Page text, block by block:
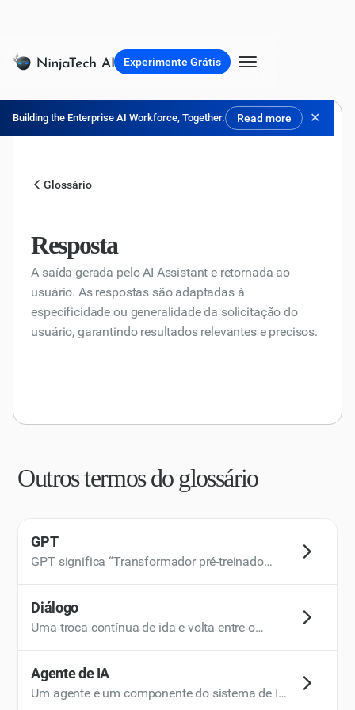
Building the Enterprise AI Workforce, Together. Read more ✕
Experimente Grátis
Glossário
Resposta
A saída gerada pelo AI Assistant e retornada ao
usuário. As respostas são adaptadas à
especificidade ou generalidade da solicitação do
usuário, garantindo resultados relevantes e precisos.
Outros termos do glossário
GPT
GPT significa “Transformador pré-treinado
principais funcionalidades e a arquitetura de
um modelo de IA. Esse tipo de modelo de IA é
humano com base em um extenso treinamento
de dados.
Diálogo
Uma troca contínua de ida e volta entre o
envolvendo várias tarefas em uma ou mais
conversas.
Agente de IA
Um agente é um componente do sistema de IA